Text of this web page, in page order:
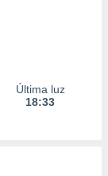
Última luz
18:33